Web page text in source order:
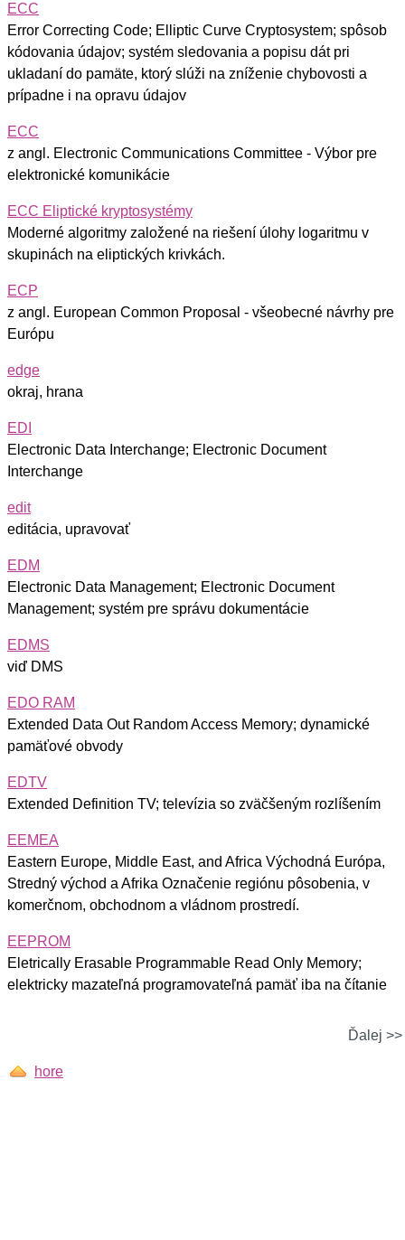
ECC
Error Correcting Code; Elliptic Curve Cryptosystem; spôsob
kódovania údajov; systém sledovania a popisu dát pri
ukladaní do pamäte, ktorý slúži na zníženie chybovosti a
prípadne i na opravu údajov
ECC
z angl. Electronic Communications Committee - Výbor pre
elektronické komunikácie
ECC Eliptické kryptosystémy
Moderné algoritmy založené na riešení úlohy logaritmu v
skupinách na eliptických krivkách.
ECP
z angl. European Common Proposal - všeobecné návrhy pre
Európu
edge
okraj, hrana
EDI
Electronic Data Interchange; Electronic Document
Interchange
edit
editácia, upravovať
EDM
Electronic Data Management; Electronic Document
Management; systém pre správu dokumentácie
EDMS
viď DMS
EDO RAM
Extended Data Out Random Access Memory; dynamické
pamäťové obvody
EDTV
Extended Definition TV; televízia so zväčšeným rozlíšením
EEMEA
Eastern Europe, Middle East, and Africa Východná Európa,
Stredný východ a Afrika Označenie regiónu pôsobenia, v
komerčnom, obchodnom a vládnom prostredí.
EEPROM
Eletrically Erasable Programmable Read Only Memory;
elektricky mazateľná programovateľná pamäť iba na čítanie
Ďalej >>
hore